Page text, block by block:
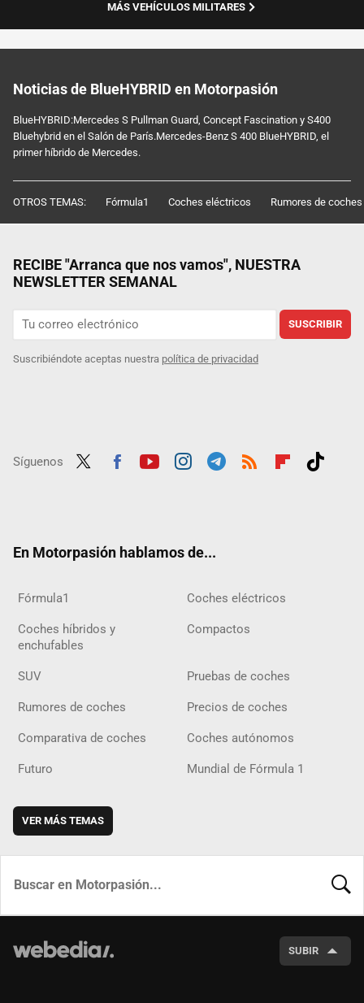
MÁS VEHÍCULOS MILITARES
Noticias de BlueHYBRID en Motorpasión
BlueHYBRID:Mercedes S Pullman Guard, Concept Fascination y S400
Bluehybrid en el Salón de París.Mercedes-Benz S 400 BlueHYBRID, el
primer híbrido de Mercedes.
OTROS TEMAS: Fórmula1 Coches eléctricos Rumores de coches
RECIBE "Arranca que nos vamos", NUESTRA
NEWSLETTER SEMANAL
SUSCRIBIR
Suscribiéndote aceptas nuestra política de privacidad
Síguenos
En Motorpasión hablamos de...
Fórmula1 Coches eléctricos
Coches híbridos y
enchufables
Compactos
SUV Pruebas de coches
Rumores de coches Precios de coches
Comparativa de coches Coches autónomos
Futuro Mundial de Fórmula 1
VER MÁS TEMAS
SUBIR